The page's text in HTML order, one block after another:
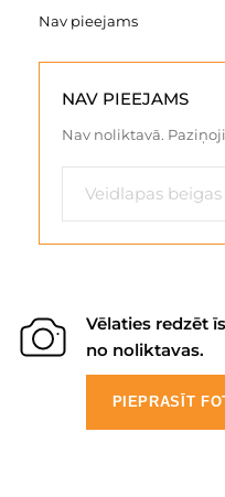
Nav pieejams
NAV PIEEJAMS
Nav noliktavā.
Vēlaties redzēt
no noliktavas.
PIEPRASĪT